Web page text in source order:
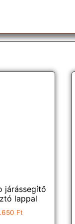
járássegítő
lappal
Ft